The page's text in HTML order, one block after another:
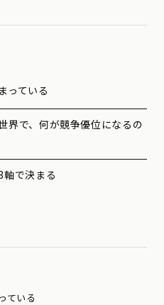
っている
界で、何が競争優位になるの
で決まる
ている